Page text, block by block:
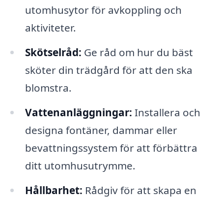
utomhusytor för avkoppling och
aktiviteter.
Skötselråd: Ge råd om hur du bäst
sköter din trädgård för att den ska
blomstra.
Vattenanläggningar: Installera och
designa fontäner, dammar eller
bevattningssystem för att förbättra
ditt utomhusutrymme.
Hållbarhet: Rådgiv för att skapa en